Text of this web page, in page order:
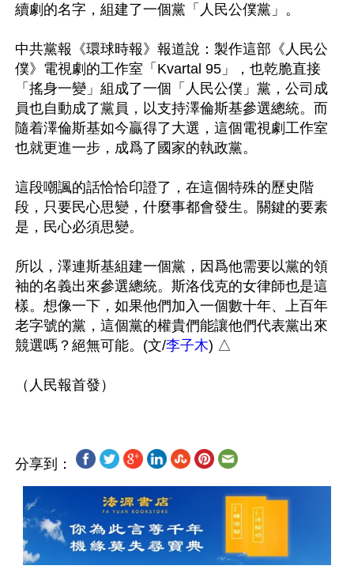
續劇的名字，組建了一個黨「人民公僕黨」。
中共黨報《環球時報》報道說：製作這部《人民公
僕》電視劇的工作室「Kvartal 95」，也乾脆直接
「搖身一變」組成了一個「人民公僕」黨，公司成
員也自動成了黨員，以支持澤倫斯基參選總統。而
隨着澤倫斯基如今贏得了大選，這個電視劇工作室
也就更進一步，成爲了國家的執政黨。
這段嘲諷的話恰恰印證了，在這個特殊的歷史階
段，只要民心思變，什麼事都會發生。關鍵的要素
是，民心必須思變。
所以，澤連斯基組建一個黨，因爲他需要以黨的領
袖的名義出來參選總統。斯洛伐克的女律師也是這
樣。想像一下，如果他們加入一個數十年、上百年
老字號的黨，這個黨的權貴們能讓他們代表黨出來
競選嗎？絕無可能。(文/李子木) △
分享到：